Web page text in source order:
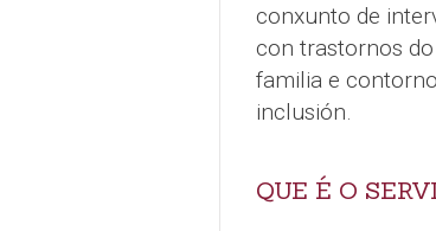
conxunto de
con trastornos
familia e
inclusión.
QUE É O